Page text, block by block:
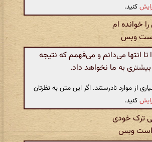
کنید.
خوانده ام
است وبس
انتها می‌دانم و می‌فهمم که نتیجه
به ما نخواهد داد.
موارد نادرستند. اگر این متن به نظرتان
کنید.
ترک خودی
است وبس